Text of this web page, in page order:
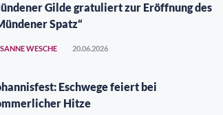
Gilde gratuliert zur Eröffnung des
Spatz“
WESCHE 20.06.2026
Eschwege feiert bei
Hitze